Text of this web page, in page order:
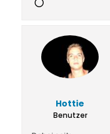
Hottie
Benutzer